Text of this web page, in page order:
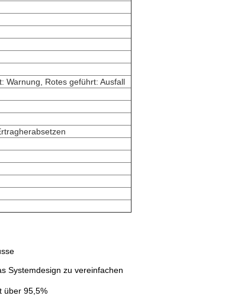
Warnung, Rotes geführt: Ausfall
Systemdesign zu vereinfachen
über 95,5%